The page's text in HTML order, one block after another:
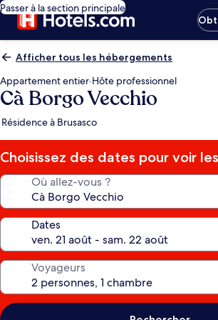
Passer à la section principale
Afficher tous les hébergements
Appartement entier·Hôte professionnel
Cà Borgo Vecchio
Résidence à Brusasco
Choisissez des dates pour voir
Où allez-vous ?
Dates
Voyageurs